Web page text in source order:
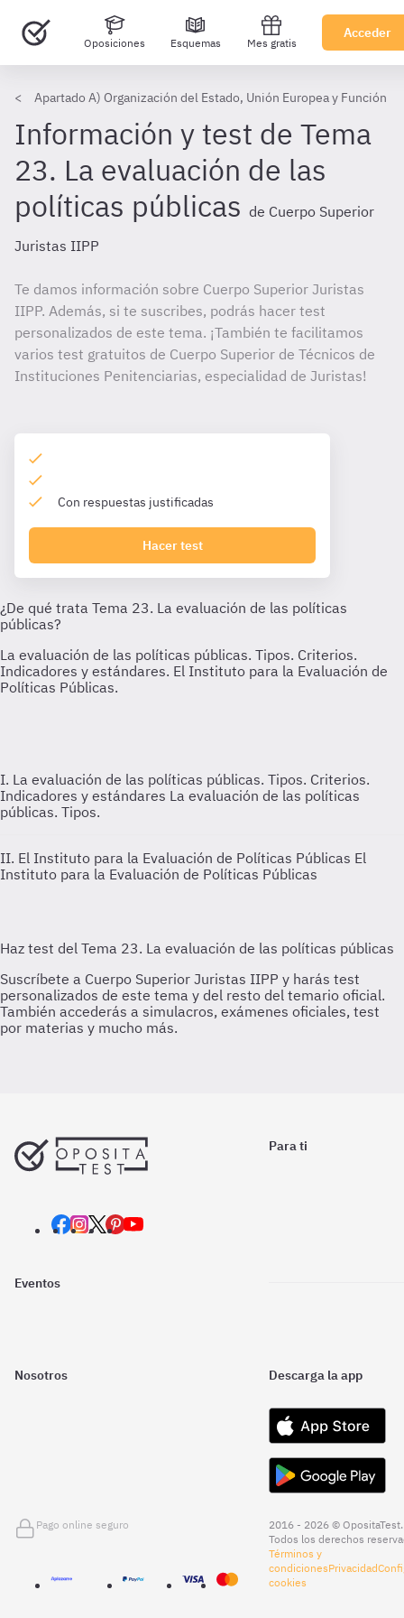
Oposiciones Esquemas Mes gratis
Acceder
Apartado A) Organización del Estado, Unión Europea y Función
Información y test de Tema
23. La evaluación de las
políticas públicas de Cuerpo Superior
Juristas IIPP
Te damos información sobre Cuerpo Superior Juristas
IIPP. Además, si te suscribes, podrás hacer test
personalizados de este tema. ¡También te facilitamos
varios test gratuitos de Cuerpo Superior de Técnicos de
Instituciones Penitenciarias, especialidad de Juristas!
Con respuestas justificadas
Hacer test
I. La evaluación de las políticas públicas. Tipos. Criterios.
Indicadores y estándares La evaluación de las políticas
públicas. Tipos.
II. El Instituto para la Evaluación de Políticas Públicas El
Instituto para la Evaluación de Políticas Públicas
Para ti
Eventos
Nosotros Descarga la app
Pago online seguro
2016 - 2026 © OpositaTest.
Todos los derechos
Términos y
condicionesPrivacidad
cookies